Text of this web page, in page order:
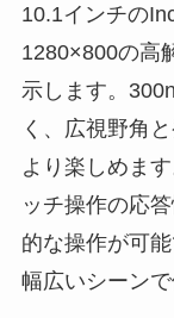
10.1インチの
1280×800の高
示します。
く、広視野角
より楽しめま
ッチ操作の応
的な操作が可
幅広いシーン